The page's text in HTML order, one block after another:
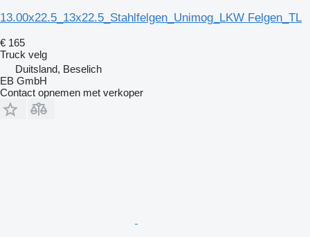
13.00x22.5_13x22.5_Stahlfelgen_Unimog_LKW Felgen_TL
€ 165
Truck velg
Duitsland, Beselich
EB GmbH
Contact opnemen met verkoper